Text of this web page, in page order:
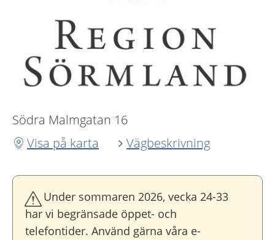
Södra Malmgatan 16
Visa på karta
Vägbeskrivning
Under sommaren 2026, vecka 24-33
har vi begränsade öppet- och
telefontider. Använd gärna våra e-